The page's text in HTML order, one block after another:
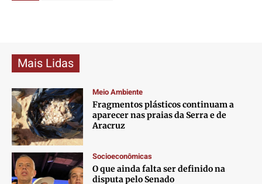
Mais Lidas
Meio Ambiente
Fragmentos plásticos continuam a
aparecer nas praias da Serra e de
Aracruz
Socioeconômicas
O que ainda falta ser definido na
disputa pelo Senado